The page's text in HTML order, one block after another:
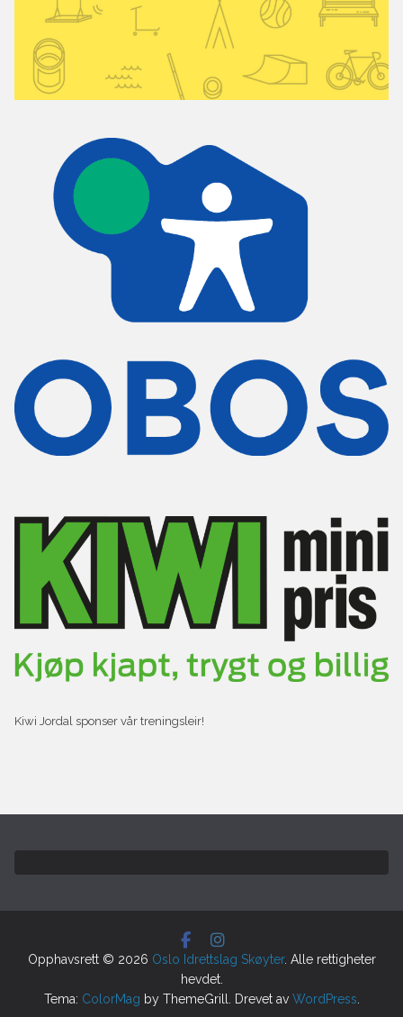
Kiwi Jordal sponser vår treningsleir!
Opphavsrett © 2026 Oslo Idrettslag Skøyter. Alle rettigheter
hevdet.
Tema: ColorMag by ThemeGrill. Drevet av WordPress